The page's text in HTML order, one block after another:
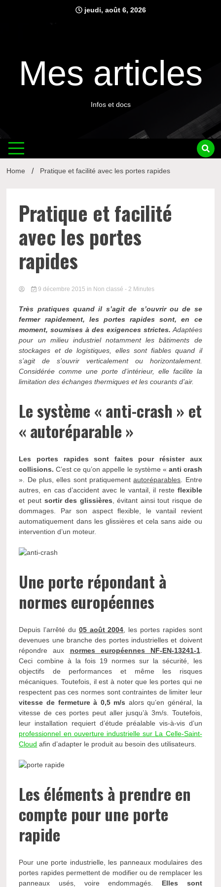
jeudi, août 6, 2026
Mes articles
Infos et docs
Home Pratique et facilité avec les portes rapides
Pratique et facilité
avec les portes
rapides
9 décembre 2015 in Non classé - 2 Minutes
Très pratiques quand il s’agit de s’ouvrir ou de se
fermer rapidement, les portes rapides sont, en ce
moment, soumises à des exigences strictes. Adaptées
pour un milieu industriel notamment les bâtiments de
stockages et de logistiques, elles sont fiables quand il
s’agit de s’ouvrir verticalement ou horizontalement.
Considérée comme une porte d’intérieur, elle facilite la
limitation des échanges thermiques et les courants d’air.
Le système « anti-crash » et
« autoréparable »
Les portes rapides sont faites pour résister aux
collisions. C’est ce qu’on appelle le système « anti crash
». De plus, elles sont pratiquementautoréparables . Entre
autres, en cas d’accident avec le vantail, il reste flexible
et peut sortir des glissières , évitant ainsi tout risque de
dommages. Par son aspect flexible, le vantail revient
automatiquement dans les glissières et cela sans aide ou
intervention d’un moteur.
Une porte répondant à
normes européennes
Depuis l’arrêté du 05 août 2004 , les portes rapides sont
devenues une branche des portes industrielles et doivent
répondre aux normes européennes NF-EN-13241-1.
Ceci combine à la fois 19 normes sur la sécurité, les
objectifs de performances et même les risques
mécaniques. Toutefois, il est à noter que les portes qui ne
respectent pas ces normes sont contraintes de limiter leur
vitesse de fermeture à 0,5 m/s alors qu’en général, la
vitesse de ces portes peut aller jusqu’à 3m/s. Toutefois,
leur installation requiert d’étude préalable vis-à-vis d’un
professionnel en ouverture industrielle sur La Celle-Saint-
Cloud afin d’adapter le produit au besoin des utilisateurs.
Les éléments à prendre en
compte pour une porte
rapide
Pour une porte industrielle, les panneaux modulaires des
portes rapides permettent de modifier ou de remplacer les
panneaux usés, voire endommagés. Elles sont